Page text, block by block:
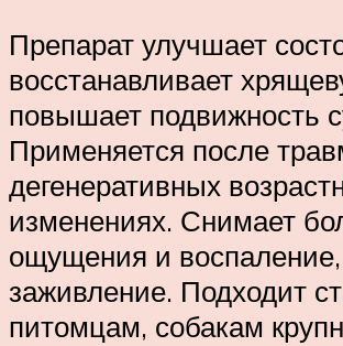
Препарат улучшает
восстанавливает
повышает подвижность
Применяется после
дегенеративных
изменениях. Снимает
ощущения и воспаление,
заживление. Подходит
питомцам, собакам